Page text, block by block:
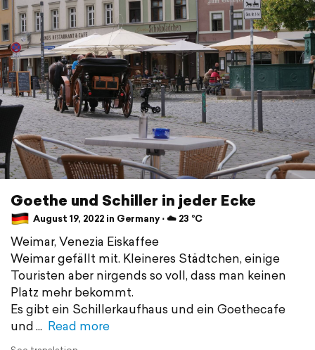
Goethe und Schiller in jeder Ecke
August 19, 2022 in Germany ⋅ ☁️ 23 °C
Weimar, Venezia Eiskaffee
Weimar gefällt mit. Kleineres Städtchen, einige
Touristen aber nirgends so voll, dass man keinen
Platz mehr bekommt.
Es gibt ein Schillerkaufhaus und ein Goethecafe
und
Read more